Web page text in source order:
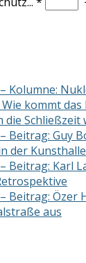
Kolumne:
kommt
Schließzeit
Beitrag: Guy
der
Beitrag: Karl
Beitrag: Özer
aus